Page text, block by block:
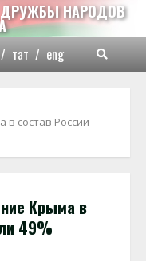
ДРУЖБЫ НАРОДОВ
/ тат / eng
в состав России
Крыма в
49%